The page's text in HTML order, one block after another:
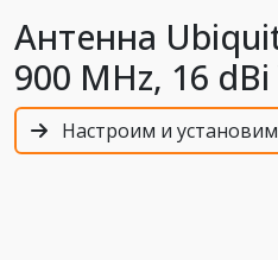
Антенна
900 MHz, 16
Настроим и установим